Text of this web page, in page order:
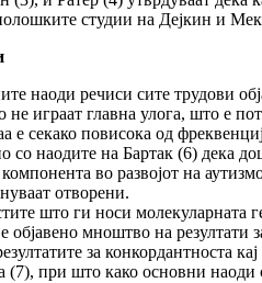
студии на Дејкин и
наоди речиси сите трудови
не играат главна улога, што е
е секако повисока од
со наодите на Бартак (6) дека
компонента во развојот на
отворени.
што ги носи молекуларната
мноштво на резултати
за конкордантноста
(7), при што како основни наоди